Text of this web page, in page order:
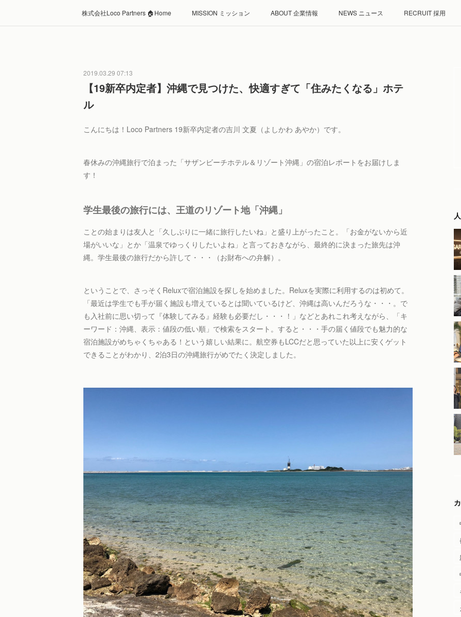
株式会社Loco Partners 🏠Home MISSION ミッション ABOUT 企業情報 NEWS ニュース RECRUIT 採用
2019.03.29 07:13
【19新卒内定者】沖縄で見つけた、快適すぎて「住みたくなる」ホテ
ル
こんにちは！Loco Partners 19新卒内定者の吉川 文夏（よしかわ あやか）です。
春休みの沖縄旅行で泊まった「サザンビーチホテル＆リゾート沖縄」の宿泊レポートをお届けしま
す！
学生最後の旅行には、王道のリゾート地「沖縄」
ことの始まりは友人と「久しぶりに一緒に旅行したいね」と盛り上がったこと。「お金がないから近
場がいいな」とか「温泉でゆっくりしたいよね」と言っておきながら、最終的に決まった旅先は沖
縄。学生最後の旅行だから許して・・・（お財布への弁解）。
ということで、さっそくReluxで宿泊施設を探しを始めました。Reluxを実際に利用するのは初めて。
「最近は学生でも手が届く施設も増えているとは聞いているけど、沖縄は高いんだろうな・・・。で
も入社前に思い切って『体験してみる』経験も必要だし・・・！」などとあれこれ考えながら、「キ
ーワード：沖縄、表示：値段の低い順」で検索をスタート。すると・・・手の届く値段でも魅力的な
宿泊施設がめちゃくちゃある！という嬉しい結果に。航空券もLCCだと思っていた以上に安くゲット
できることがわかり、2泊3日の沖縄旅行がめでたく決定しました。